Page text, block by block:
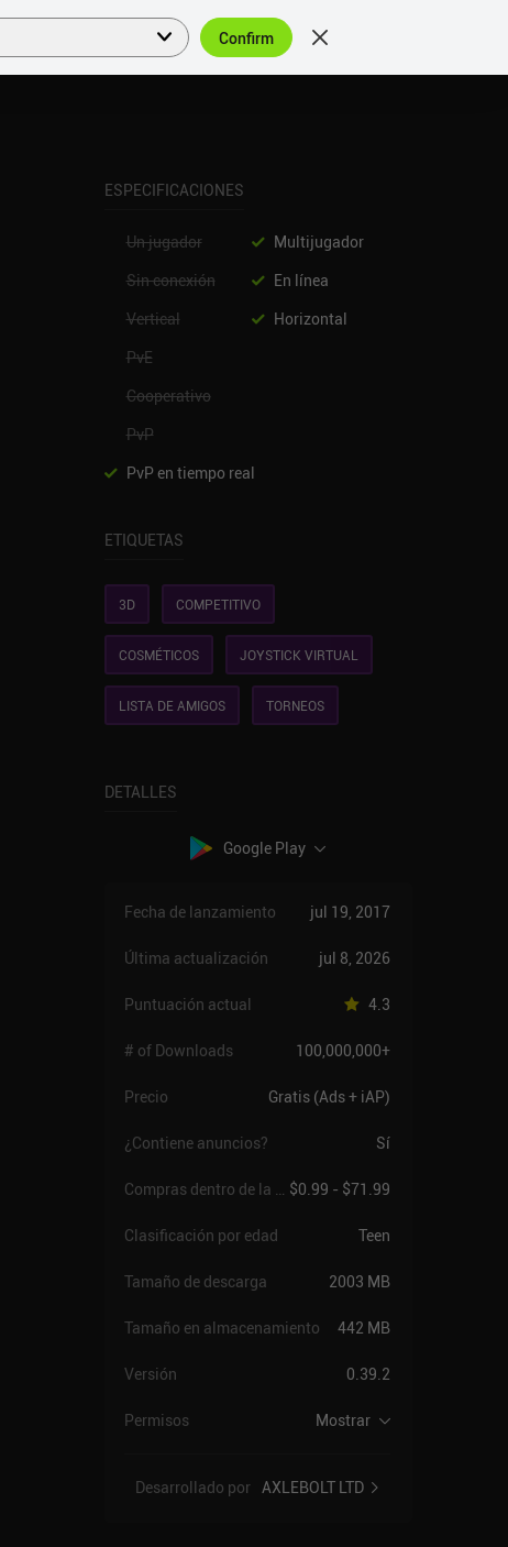
ES
ESPECIFICACIONES
Un jugador
Multijugador
Sin conexión
En línea
Vertical
Horizontal
PvE
Cooperativo
PvP
PvP en tiempo real
ETIQUETAS
3D COMPETITIVO
COSMÉTICOS JOYSTICK VIRTUAL
LISTA DE AMIGOS TORNEOS
DETALLES
Google Play
Fecha de lanzamiento jul 19, 2017
Última actualización jul 8, 2026
Puntuación actual 4.3
# of Downloads 100,000,000+
Precio Gratis (Ads + iAP)
¿Contiene anuncios? Sí
Compras dentro de la app $0.99 - $71.99
Clasificación por edad Teen
Tamaño de descarga 2003 MB
Tamaño en almacenamiento 442 MB
Versión 0.39.2
Permisos Mostrar
Desarrollado por AXLEBOLT LTD
Confirm